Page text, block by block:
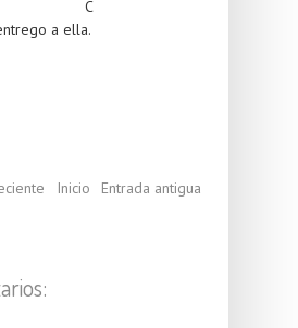
a ella.
Entrada antigua
Inicio